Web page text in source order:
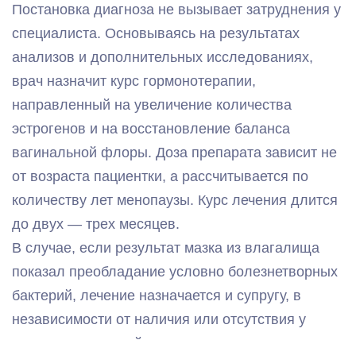
Постановка диагноза не вызывает затруднения у
специалиста. Основываясь на результатах
анализов и дополнительных исследованиях,
врач назначит курс гормонотерапии,
направленный на увеличение количества
эстрогенов и на восстановление баланса
вагинальной флоры. Доза препарата зависит не
от возраста пациентки, а рассчитывается по
количеству лет менопаузы. Курс лечения длится
до двух — трех месяцев.
В случае, если результат мазка из влагалища
показал преобладание условно болезнетворных
бактерий, лечение назначается и супругу, в
независимости от наличия или отсутствия у